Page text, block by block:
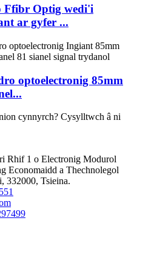
Ffibr Optig wedi'i
ar gyfer ...
optoelectronig 85mm
cynnyrch? Cysylltwch â ni
Rhif 1 o Electronig Modurol
Economaidd a Thechnolegol
332000, Tsieina.